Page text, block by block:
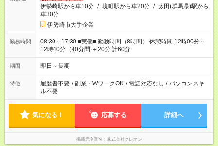
伊勢崎駅から車10分 / 境町駅から車20分 / 太田(群馬県)駅から
車30分
伊勢崎市大手企業
勤務時間
08:30～17:30 ■実働■ 勤務時間（8時間） 休憩時間 12時00分～
12時40分（40分間)＋20分 計60分
期間 即日～長期
特徴 履歴書不要 / 副業・WワークOK / 電話対応なし / パソコンスキ
ル不要
気になる！ 応募する 詳細へ
掲載元企業名 株式会社クレオン